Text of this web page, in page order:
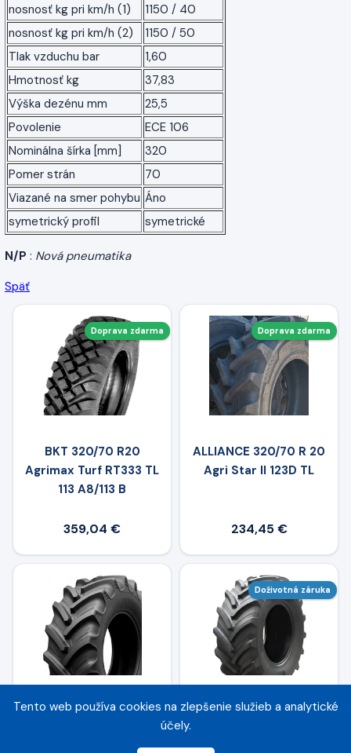
nosnosť kg pri km/h (1)
1150 / 40
nosnosť kg pri km/h (2)
1150 / 50
Tlak vzduchu bar
1,60
Hmotnosť kg
37,83
Výška dezénu mm
25,5
Povolenie
ECE 106
Nominálna šírka [mm]
320
Pomer strán
70
Viazané na smer pohybu Áno
symetrický profil
symetrické
N/P : Nová pneumatika
Späť
Doprava zdarma
BKT 320/70 R20
Agrimax Turf RT333 TL
113 A8/113 B
359,04 €
Doprava zdarma
ALLIANCE 320/70 R 20
Agri Star II 123D TL
234,45 €
MRL 320/70 R20 FARM
Doživotná záruka
TIANLI 320/70R20
Tento web používa cookies na zlepšenie služieb a analytické
účely.